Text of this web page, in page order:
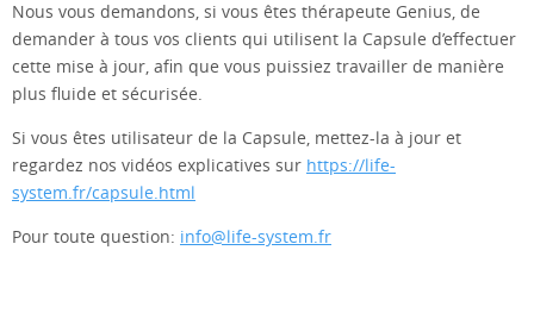
Nous vous demandons, si vous êtes thérapeute Genius, de
demander à tous vos clients qui utilisent la Capsule d’effectuer
cette mise à jour, afin que vous puissiez travailler de manière
plus fluide et sécurisée.
Si vous êtes utilisateur de la Capsule, mettez-la à jour et
regardez nos vidéos explicatives sur https://life-
system.fr/capsule.html
Pour toute question: info@life-system.fr